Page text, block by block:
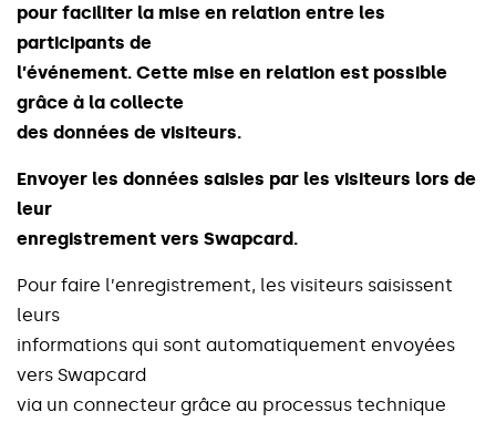
pour faciliter la mise en relation entre les
participants de
l’événement. Cette mise en relation est possible
grâce à la collecte
des données de visiteurs.
Envoyer les données saisies par les visiteurs lors de
leur
enregistrement vers Swapcard.
Pour faire l’enregistrement, les visiteurs saisissent
leurs
informations qui sont automatiquement envoyées
vers Swapcard
via un connecteur grâce au processus technique